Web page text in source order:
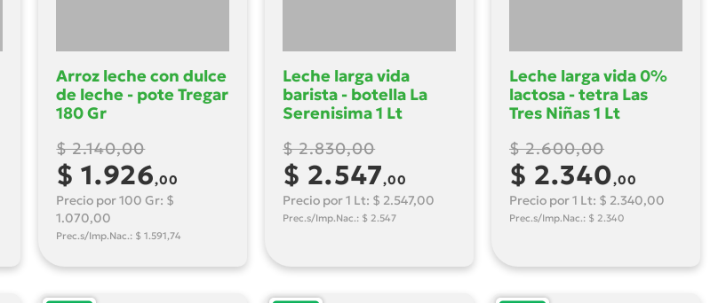
Arroz leche con dulce
de leche - pote Tregar
180 Gr
$ 2.140,00
$ 1.926,00
Precio por 100 Gr: $
1.070,00
Prec.s/Imp.Nac.: $ 1.591,74
Leche larga vida
barista - botella La
Serenisima 1 Lt
$ 2.830,00
$ 2.547,00
Precio por 1 Lt: $ 2.547,00
Prec.s/Imp.Nac.: $ 2.547
Leche larga vida 0%
lactosa - tetra Las
Tres Niñas 1 Lt
$ 2.600,00
$ 2.340,00
Precio por 1 Lt: $ 2.340,00
Prec.s/Imp.Nac.: $ 2.340